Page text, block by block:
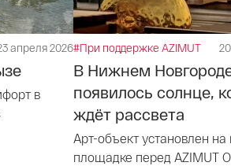
апреля 2026
в
#При поддержке AZIMUT
В Нижнем
появилось солнце,
ждёт рассвета
Арт-объект установлен на
площадке перед AZIMUT